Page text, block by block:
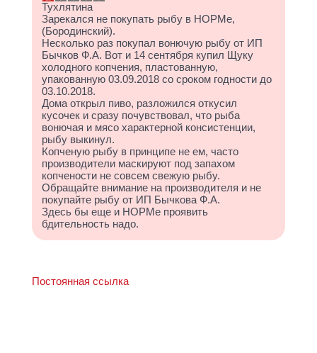
Тухлятина
Зарекался не покупать рыбу в НОРМе,
(Бородинский).
Несколько раз покупал вонючую рыбу от ИП
Бычков Ф.А. Вот и 14 сентября купил Щуку
холодного копчения, пластованную,
упакованную 03.09.2018 со сроком годности до
03.10.2018.
Дома открыл пиво, разложился откусил
кусочек и сразу почувствовал, что рыба
вонючая и мясо характерной консистенции,
рыбу выкинул.
Копченую рыбу в принципе не ем, часто
производители маскируют под запахом
копчености не совсем свежую рыбу.
Обращайте внимание на производителя и не
покупайте рыбу от ИП Бычкова Ф.А.
Здесь бы еще и НОРМе проявить
бдительность надо.
Постоянная ссылка